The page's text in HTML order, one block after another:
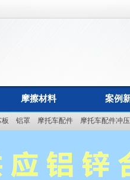
摩擦材料 案例
板 铝罩 摩托车配件 摩托车配件冲